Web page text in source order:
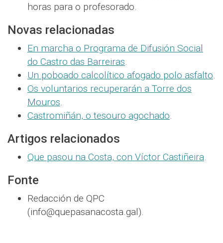
horas para o profesorado.
Novas relacionadas
En marcha o Programa de Difusión Social
do Castro das Barreiras.
Un poboado calcolítico afogado polo asfalto.
Os voluntarios recuperarán a Torre dos
Mouros.
Castromiñán, o tesouro agochado.
Artigos relacionados
Que pasou na Costa, con Víctor Castiñeira.
Fonte
Redacción de QPC
(info@quepasanacosta.gal).